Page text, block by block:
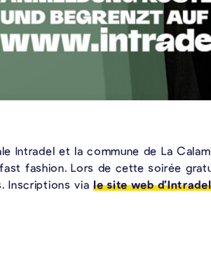
Intradel et la commune de La
fashion. Lors de cette soirée
Inscriptions viale site web d’Intradel